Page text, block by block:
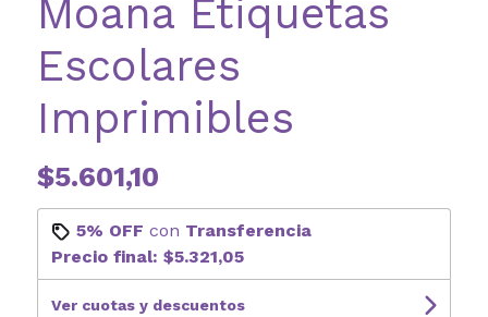
Moana Etiquetas
Escolares
Imprimibles
$5.601,10
5% OFF con Transferencia
Precio final: $5.321,05
Ver cuotas y descuentos